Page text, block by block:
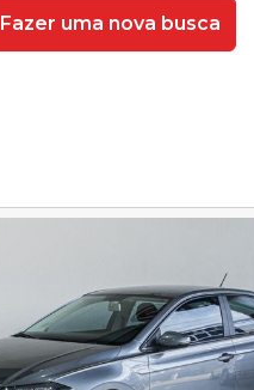
Fazer uma nova busca